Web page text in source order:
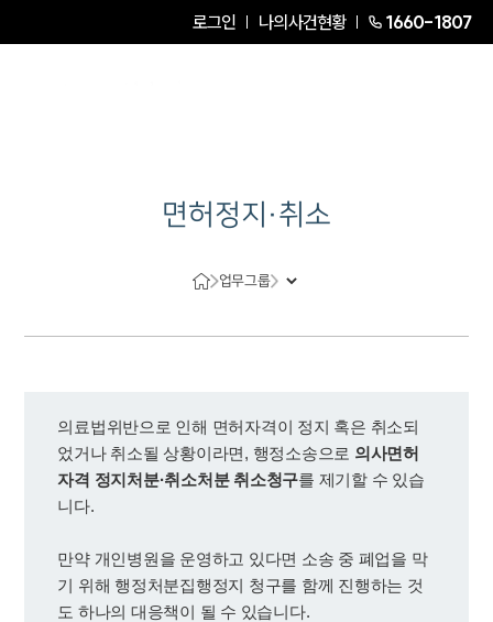
로그인 나의사건현황 1660-1807
면허정지·취소
업무그룹
의료법위반으로 인해 면허자격이 정지 혹은 취소되
었거나 취소될 상황이라면, 행정소송으로 의사면허
자격 정지처분·취소처분 취소청구를 제기할 수 있습
만약 개인병원을 운영하고 있다면 소송 중 폐업을 막
기 위해 행정처분집행정지 청구를 함께 진행하는 것
도 하나의 대응책이 될 수 있습니다.